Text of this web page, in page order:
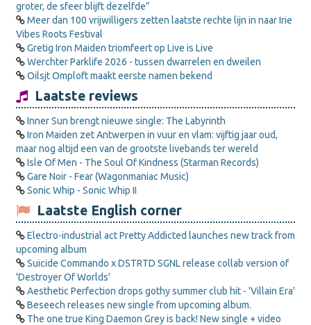
groter, de sfeer blijft dezelfde”
Meer dan 100 vrijwilligers zetten laatste rechte lijn in naar Irie
Vibes Roots Festival
Gretig Iron Maiden triomfeert op Live is Live
Werchter Parklife 2026 - tussen dwarrelen en dweilen
Oilsjt Omploft maakt eerste namen bekend
Laatste reviews
Inner Sun brengt nieuwe single: The Labyrinth
Iron Maiden zet Antwerpen in vuur en vlam: vijftig jaar oud,
maar nog altijd een van de grootste livebands ter wereld
Isle Of Men - The Soul Of Kindness (Starman Records)
Gare Noir - Fear (Wagonmaniac Music)
Sonic Whip - Sonic Whip II
Laatste English corner
Electro-industrial act Pretty Addicted launches new track from
upcoming album
Suicide Commando x DSTRTD SGNL release collab version of
'Destroyer Of Worlds'
Aesthetic Perfection drops gothy summer club hit - 'Villain Era'
Beseech releases new single from upcoming album.
The one true King Daemon Grey is back! New single + video